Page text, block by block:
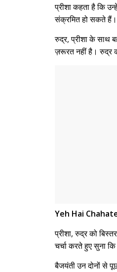
प्रीशा कहता है कि
संक्रमित हो सकते हैं।
रुद्र, प्रीशा के साथ
ज़रूरत नहीं है। रुद्र
Yeh Hai
प्रीशा, रुद्र को
चर्चा करते हुए सुना
बैजयंती उन दोनों से